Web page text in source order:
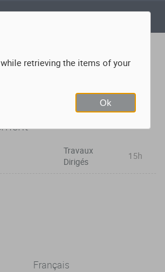
Travaux
Dirigés
15h
Français
retrieving the items of your
Ok